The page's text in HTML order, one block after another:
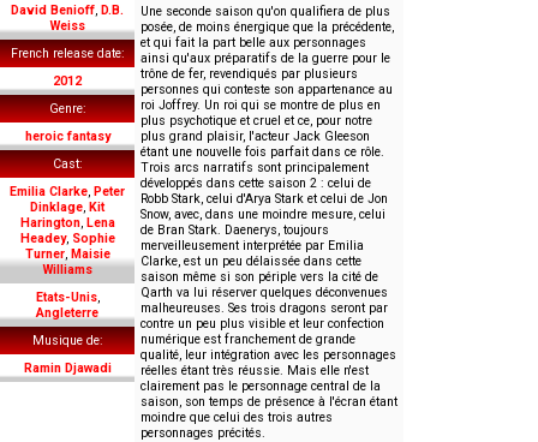
David Benioff D.B.
Weiss
French release date
2012
Genre
heroic fantasy
Cast
Emilia Clarke Peter
Dinklage Kit
Harington, Lena
Headey, Sophie
Turner, Maisie
Williams
Etats-Unis,
Angleterre
Musique de
Ramin Djawadi
Une seconde saison qu'on qualifiera de plus
posée, de moins énergique que la précédente,
et qui fait la part belle aux personnages
ainsi qu'aux préparatifs de la guerre pour le
trône de fer, revendiqués par plusieurs
personnes qui conteste son appartenance au
roi Joffrey. Un roi qui se montre de plus en
plus psychotique et cruel et ce, pour notre
plus grand plaisir, l'acteur Jack Gleeson
étant une nouvelle fois parfait dans ce rôle.
Trois arcs narratifs sont principalement
développés dans cette saison 2 : celui de
Robb Stark, celui d'Arya Stark et celui de Jon
Snow, avec, dans une moindre mesure, celui
de Bran Stark. Daenerys, toujours
merveilleusement interprétée par Emilia
Clarke, est un peu délaissée dans cette
saison même si son périple vers la cité de
Qarth va lui réserver quelques déconvenues
malheureuses. Ses trois dragons seront par
contre un peu plus visible et leur confection
numérique est franchement de grande
qualité, leur intégration avec les personnages
réelles étant très réussie. Mais elle n'est
clairement pas le personnage central de la
saison, son temps de présence à l'écran étant
moindre que celui des trois autres
personnages précités.